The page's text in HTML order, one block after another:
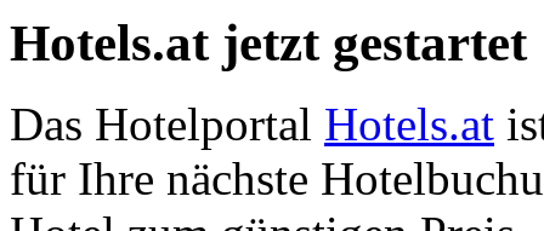
Hotels.at jetzt gestartet
Das Hotelportal Hotels.at
für Ihre nächste